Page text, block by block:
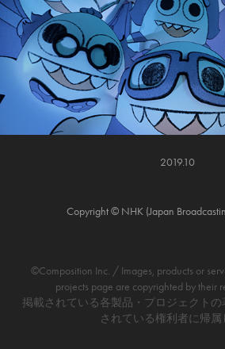
2019.10
Copyright © NHK (Japan
©Composition Inc. / Images, products or
projects page are copyrighted by their
掲載されている各製品・プロジェクト
されている権利者に帰属